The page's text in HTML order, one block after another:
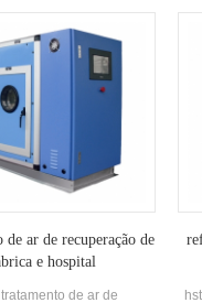
ar de recuperação de
e hospital
de ar de